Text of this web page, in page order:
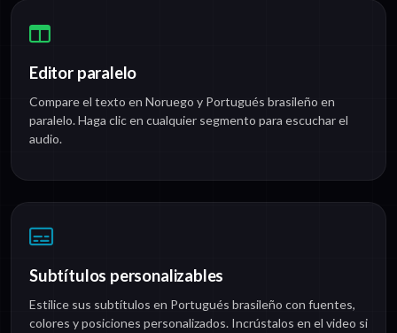
Editor paralelo
Compare el texto en Noruego y Portugués brasileño en
paralelo. Haga clic en cualquier segmento para escuchar el
audio.
Subtítulos personalizables
Estilice sus subtítulos en Portugués brasileño con fuentes,
colores y posiciones personalizados. Incrústalos en el video si